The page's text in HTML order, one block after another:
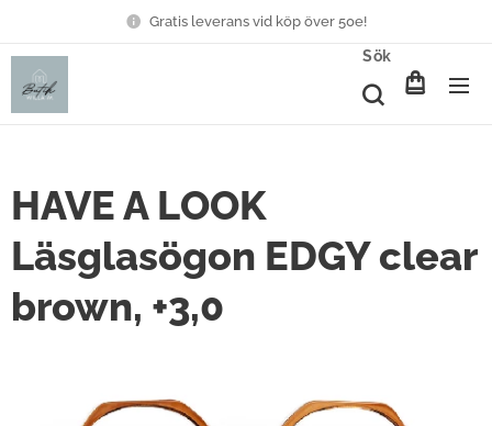
Gratis leverans vid köp över 50e!
Sök
HAVE A LOOK
Läsglasögon EDGY clear
brown, +3,0